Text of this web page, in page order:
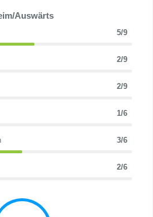
Auswärts
5/9
2/9
2/9
1/6
3/6
2/6